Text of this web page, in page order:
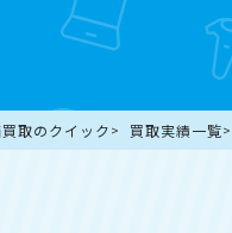
取のクイック 買取実績一覧